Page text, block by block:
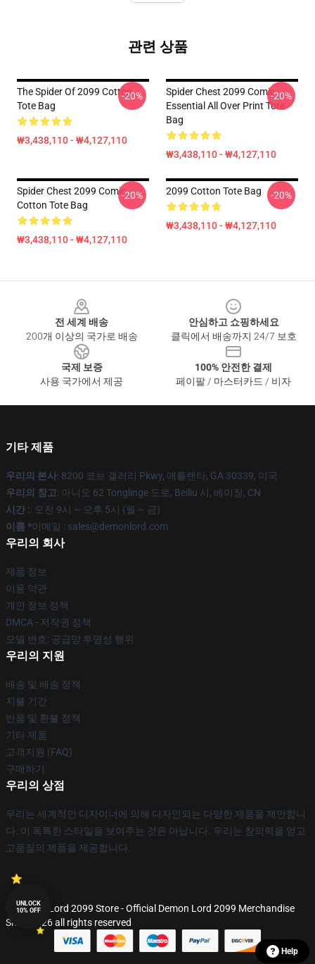
관련 상품
The Spider Of 2099 Cotton
Tote Bag
₩3,438,110 - ₩4,127,110
-20%
Spider Chest 2099 Comic
Essential All Over Print Tote
Bag
₩3,438,110 - ₩4,127,110
-20%
Spider Chest 2099 Comic
Cotton Tote Bag
₩3,438,110 - ₩4,127,110
-20% 2099 Cotton Tote Bag
₩3,438,110 - ₩4,127,110
-20%
전 세계 배송
200개 이상의 국가로 배송
안심하고 쇼핑하세요
클릭에서 배송까지 24/7 보호
국제 보증
사용 국가에서 제공
100% 안전한 결제
페이팔 / 마스터카드 / 비자
기타 제품
우리의 본사: 8200 코브 갤러리 Pkwy, 애틀랜타, GA 30339, 미국
우리의 창고: 아니오 62 Tonglinge 도로, Beiliu 시, 베이징, CN
시간 :: 오전 9시 ~ 오후 5시 (월 ~ 금)
이름 *이메일 : sales@demonlord.com
우리의 회사
제품 정보
이용 약관
개인 정보 정책
DMCA - 저작권 정책
모델 번호: 공급망 투명성 행위
우리의 지원
배송 및 배송 정책
지불 기간
반품 및 환불 정책
기타 제품
고객지원 (FAQ)
구매하기
우리의 상점
우리는 세계적인 디자이너에 의해 디자인되는 다양한 제품을 제안합니
다. 이 독특한 스타일을 보여주는 것은 아닙니다. 우리는 창의력을 얻고
고품질의 제품을 제공합니다.
© Demon Lord 2099 Store - Official Demon Lord 2099 Merchandise
Shop 2026 all rights reserved
Help
UNLOCK
10% OFF